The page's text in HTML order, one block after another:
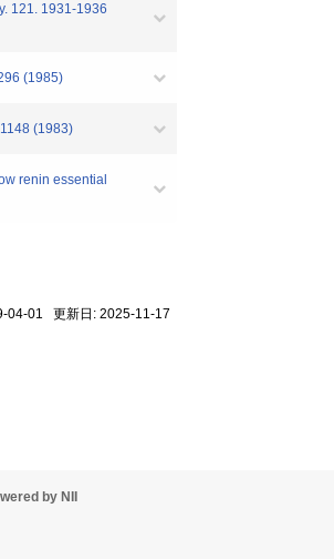
121. 1931-1936
(1985)
(1983)
renin essential
04-01 更新日: 2025-11-17
by NII